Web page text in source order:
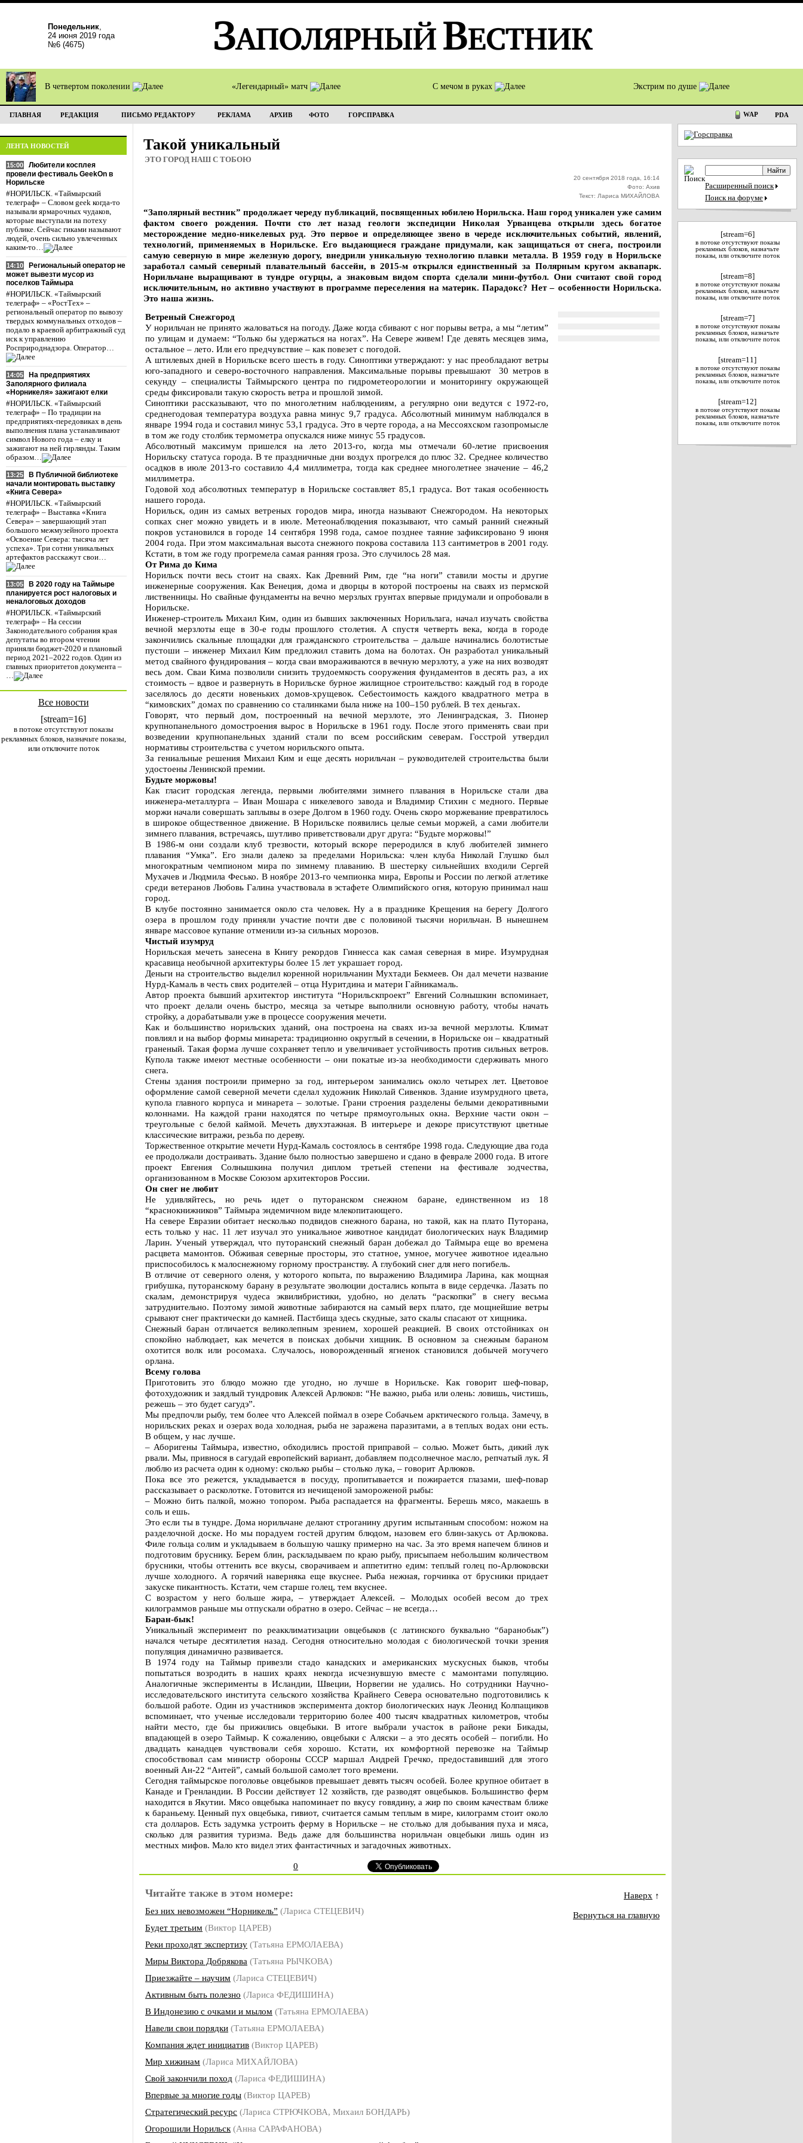
Понедельник,
24 июня 2019 года
№6 (4675)
В четвертом поколении «Легендарный» матч С мечом в руках Экстрим по душе
ГЛАВНАЯ РЕДАКЦИЯ ПИСЬМО РЕДАКТОРУ РЕКЛАМА АРХИВ ФОТО ГОРСПРАВКА WAP PDA
ЛЕНТА НОВОСТЕЙ
15:00
Любители косплея
провели фестиваль GeekOn в
Норильске
#НОРИЛЬСК. «Таймырский
телеграф» – Словом geek когда-то
называли ярмарочных чудаков,
которые выступали на потеху
публике. Сейчас гиками называют
людей, очень сильно увлеченных
каким-то…
14:10
Региональный оператор не
может вывезти мусор из
поселков Таймыра
#НОРИЛЬСК. «Таймырский
телеграф» – «РостТех» –
региональный оператор по вывозу
твердых коммунальных отходов –
подало в краевой арбитражный суд
иск к управлению
Росприроднадзора. Оператор…
14:05
На предприятиях
Заполярного филиала
«Норникеля» зажигают елки
#НОРИЛЬСК. «Таймырский
телеграф» – По традиции на
предприятиях-передовиках в день
выполнения плана устанавливают
символ Нового года – елку и
зажигают на ней гирлянды. Таким
образом…
13:25
В Публичной библиотеке
начали монтировать выставку
«Книга Севера»
#НОРИЛЬСК. «Таймырский
телеграф» – Выставка «Книга
Севера» – завершающий этап
большого межмузейного проекта
«Освоение Севера: тысяча лет
успеха». Три сотни уникальных
артефактов расскажут свои…
13:05
В 2020 году на Таймыре
планируется рост налоговых и
неналоговых доходов
#НОРИЛЬСК. «Таймырский
телеграф» – На сессии
Законодательного собрания края
депутаты во втором чтении
приняли бюджет-2020 и плановый
период 2021–2022 годов. Один из
главных приоритетов документа –
…
Все новости
[stream=16]
в потоке отсутствуют показы
рекламных блоков, назначьте показы,
или отключите поток
Такой уникальный
ЭТО ГОРОД НАШ С ТОБОЮ
20 сентября 2018 года, 16:14
Фото: Ахив
Текст: Лариса МИХАЙЛОВА
“Заполярный вестник” продолжает череду публикаций, посвященных юбилею Норильска. Наш город уникален уже самим
фактом своего рождения. Почти сто лет назад геологи экспедиции Николая Урванцева открыли здесь богатое
месторождение медно-никелевых руд. Это первое и определяющее звено в череде исключительных событий, явлений,
технологий, применяемых в Норильске. Его выдающиеся граждане придумали, как защищаться от снега, построили
самую северную в мире железную дорогу, внедрили уникальную технологию плавки металла. В 1959 году в Норильске
заработал самый северный плавательный бассейн, в 2015-м открылся единственный за Полярным кругом аквапарк.
Норильчане выращивают в тундре огурцы, а знаковым видом спорта сделали мини-футбол. Они считают свой город
исключительным, но активно участвуют в программе переселения на материк. Парадокс? Нет – особенности Норильска.
Это наша жизнь.
Ветреный Снежгород
У норильчан не принято жаловаться на погоду. Даже когда сбивают с ног порывы ветра, а мы “летим”
по улицам и думаем: “Только бы удержаться на ногах”. На Севере живем! Где девять месяцев зима,
остальное – лето. Или его предчувствие – как повезет с погодой.
А штилевых дней в Норильске всего шесть в году. Синоптики утверждают: у нас преобладают ветры
юго-западного и северо-восточного направления. Максимальные порывы превышают 30 метров в
секунду – специалисты Таймырского центра по гидрометеорологии и мониторингу окружающей
среды фиксировали такую скорость ветра и прошлой зимой.
Синоптики рассказывают, что по многолетним наблюдениям, а регулярно они ведутся с 1972-го,
среднегодовая температура воздуха равна минус 9,7 градуса. Абсолютный минимум наблюдался в
январе 1994 года и составил минус 53,1 градуса. Это в черте города, а на Мессояхском газопромысле
в том же году столбик термометра опускался ниже минус 55 градусов.
Абсолютный максимум пришелся на лето 2013-го, когда мы отмечали 60-летие присвоения
Норильску статуса города. В те праздничные дни воздух прогрелся до плюс 32. Среднее количество
осадков в июле 2013-го составило 4,4 миллиметра, тогда как среднее многолетнее значение – 46,2
миллиметра.
Годовой ход абсолютных температур в Норильске составляет 85,1 градуса. Вот такая особенность
нашего города.
Норильск, один из самых ветреных городов мира, иногда называют Снежгородом. На некоторых
сопках снег можно увидеть и в июле. Метеонаблюдения показывают, что самый ранний снежный
покров установился в городе 14 сентября 1998 года, самое позднее таяние зафиксировано 9 июня
2004 года. При этом максимальная высота снежного покрова составила 113 сантиметров в 2001 году.
Кстати, в том же году прогремела самая ранняя гроза. Это случилось 28 мая.
От Рима до Кима
Норильск почти весь стоит на сваях. Как Древний Рим, где “на ноги” ставили мосты и другие
инженерные сооружения. Как Венеция, дома и дворцы в которой построены на сваях из пермской
лиственницы. Но свайные фундаменты на вечно мерзлых грунтах впервые придумали и опробовали в
Норильске.
Инженер-строитель Михаил Ким, один из бывших заключенных Норильлага, начал изучать свойства
вечной мерзлоты еще в 30-е годы прошлого столетия. А спустя четверть века, когда в городе
закончились скальные площадки для гражданского строительства – дальше начинались болотистые
пустоши – инженер Михаил Ким предложил ставить дома на болотах. Он разработал уникальный
метод свайного фундирования – когда сваи вмораживаются в вечную мерзлоту, а уже на них возводят
весь дом. Сваи Кима позволили снизить трудоемкость сооружения фундаментов в десять раз, а их
стоимость – вдвое и развернуть в Норильске бурное жилищное строительство: каждый год в городе
заселялось до десяти новеньких домов-хрущевок. Себестоимость каждого квадратного метра в
“кимовских” домах по сравнению со сталинками была ниже на 100–150 рублей. В тех деньгах.
Говорят, что первый дом, построенный на вечной мерзлоте, это Ленинградская, 3. Пионер
крупнопанельного домостроения вырос в Норильске в 1961 году. После этого применять сваи при
возведении крупнопанельных зданий стали по всем российским северам. Госстрой утвердил
нормативы строительства с учетом норильского опыта.
За гениальные решения Михаил Ким и еще десять норильчан – руководителей строительства были
удостоены Ленинской премии.
Будьте моржовы!
Как гласит городская легенда, первыми любителями зимнего плавания в Норильске стали два
инженера-металлурга – Иван Мошара с никелевого завода и Владимир Стихин с медного. Первые
моржи начали совершать заплывы в озере Долгом в 1960 году. Очень скоро моржевание превратилось
в широкое общественное движение. В Норильске появились целые семьи моржей, а сами любители
зимнего плавания, встречаясь, шутливо приветствовали друг друга: “Будьте моржовы!”
В 1986-м они создали клуб трезвости, который вскоре переродился в клуб любителей зимнего
плавания “Умка”. Его знали далеко за пределами Норильска: член клуба Николай Глушко был
многократным чемпионом мира по зимнему плаванию. В шестерку сильнейших входили Сергей
Мухачев и Людмила Фесько. В ноябре 2013-го чемпионка мира, Европы и России по легкой атлетике
среди ветеранов Любовь Галина участвовала в эстафете Олимпийского огня, которую принимал наш
город.
В клубе постоянно занимается около ста человек. Ну а в празднике Крещения на берегу Долгого
озера в прошлом году приняли участие почти две с половиной тысячи норильчан. В нынешнем
январе массовое купание отменили из-за сильных морозов.
Чистый изумруд
Норильская мечеть занесена в Книгу рекордов Гиннесса как самая северная в мире. Изумрудная
красавица необычной архитектуры более 15 лет украшает город.
Деньги на строительство выделил коренной норильчанин Мухтади Бекмеев. Он дал мечети название
Нурд-Камаль в честь свих родителей – отца Нуритдина и матери Гайникамаль.
Автор проекта бывший архитектор института “Норильскпроект” Евгений Солнышкин вспоминает,
что проект делали очень быстро, месяца за четыре выполнили основную работу, чтобы начать
стройку, а дорабатывали уже в процессе сооружения мечети.
Как и большинство норильских зданий, она построена на сваях из-за вечной мерзлоты. Климат
повлиял и на выбор формы минарета: традиционно округлый в сечении, в Норильске он – квадратный
граненый. Такая форма лучше сохраняет тепло и увеличивает устойчивость против сильных ветров.
Купола также имеют местные особенности – они покатые из-за необходимости сдерживать много
снега.
Стены здания построили примерно за год, интерьером занимались около четырех лет. Цветовое
оформление самой северной мечети сделал художник Николай Сивенков. Здание изумрудного цвета,
купола главного корпуса и минарета – золотые. Грани строения разделены белыми декоративными
колоннами. На каждой грани находятся по четыре прямоугольных окна. Верхние части окон –
треугольные с белой каймой. Мечеть двухэтажная. В интерьере и декоре присутствуют цветные
классические витражи, резьба по дереву.
Торжественное открытие мечети Нурд-Камаль состоялось в сентябре 1998 года. Следующие два года
ее продолжали достраивать. Здание было полностью завершено и сдано в феврале 2000 года. В итоге
проект Евгения Солнышкина получил диплом третьей степени на фестивале зодчества,
организованном в Москве Союзом архитекторов России.
Он снег не любит
Не удивляйтесь, но речь идет о путоранском снежном баране, единственном из 18
“краснокнижников” Таймыра эндемичном виде млекопитающего.
На севере Евразии обитает несколько подвидов снежного барана, но такой, как на плато Путорана,
есть только у нас. 11 лет изучал это уникальное животное кандидат биологических наук Владимир
Ларин. Ученый утверждал, что путоранский снежный баран добежал до Таймыра еще во времена
расцвета мамонтов. Обживая северные просторы, это статное, умное, могучее животное идеально
приспособилось к малоснежному горному пространству. А глубокий снег для него погибель.
В отличие от северного оленя, у которого копыта, по выражению Владимира Ларина, как мощная
грибушка, путоранскому барану в результате эволюции достались копыта в виде сердечка. Лазать по
скалам, демонстрируя чудеса эквилибристики, удобно, но делать “раскопки” в снегу весьма
затруднительно. Поэтому зимой животные забираются на самый верх плато, где мощнейшие ветры
срывают снег практически до камней. Пастбища здесь скудные, зато скалы спасают от хищника.
Снежный баран отличается великолепным зрением, хорошей реакцией. В своих отстойниках он
спокойно наблюдает, как мечется в поисках добычи хищник. В основном за снежным бараном
охотится волк или росомаха. Случалось, новорожденный ягненок становился добычей могучего
орлана.
Всему голова
Приготовить это блюдо можно где угодно, но лучше в Норильске. Как говорит шеф-повар,
фотохудожник и заядлый тундровик Алексей Арлюков: “Не важно, рыба или олень: ловишь, чистишь,
режешь – это будет сагудэ”.
Мы предпочли рыбу, тем более что Алексей поймал в озере Собачьем арктического гольца. Замечу, в
норильских реках и озерах вода холодная, рыба не заражена паразитами, а в теплых водах они есть.
В общем, у нас лучше.
– Аборигены Таймыра, известно, обходились простой приправой – солью. Может быть, дикий лук
рвали. Мы, привнося в сагудай европейский вариант, добавляем подсолнечное масло, репчатый лук. Я
люблю из расчета один к одному: сколько рыбы – столько лука, – говорит Арлюков.
Пока все это режется, укладывается в посуду, пропитывается и пожирается глазами, шеф-повар
рассказывает о расколотке. Готовится из нечищеной замороженой рыбы:
– Можно бить палкой, можно топором. Рыба распадается на фрагменты. Берешь мясо, макаешь в
соль и ешь.
Это если ты в тундре. Дома норильчане делают строганину другим испытанным способом: ножом на
разделочной доске. Но мы порадуем гостей другим блюдом, назовем его блин-закусь от Арлюкова.
Филе гольца солим и укладываем в большую чашку примерно на час. За это время напечем блинов и
подготовим бруснику. Берем блин, раскладываем по краю рыбу, присыпаем небольшим количеством
брусники, чтобы оттенить все вкусы, сворачиваем и аппетитно едим: теплый голец по-Арлюковски
лучше холодного. А горячий наверняка еще вкуснее. Рыба нежная, горчинка от брусники придает
закуске пикантность. Кстати, чем старше голец, тем вкуснее.
С возрастом у него больше жира, – утверждает Алексей. – Молодых особей весом до трех
килограммов раньше мы отпускали обратно в озеро. Сейчас – не всегда…
Баран-бык!
Уникальный эксперимент по реакклиматизации овцебыков (с латинского буквально “баранобык”)
начался четыре десятилетия назад. Сегодня относительно молодая с биологической точки зрения
популяция динамично развивается.
В 1974 году на Таймыр привезли стадо канадских и американских мускусных быков, чтобы
попытаться возродить в наших краях некогда исчезнувшую вместе с мамонтами популяцию.
Аналогичные эксперименты в Исландии, Швеции, Норвегии не удались. Но сотрудники Научно-
исследовательского института сельского хозяйства Крайнего Севера основательно подготовились к
большой работе. Один из участников эксперимента доктор биологических наук Леонид Колпащиков
вспоминает, что ученые исследовали территорию более 400 тысяч квадратных километров, чтобы
найти место, где бы прижились овцебыки. В итоге выбрали участок в районе реки Бикады,
впадающей в озеро Таймыр. К сожалению, овцебыки с Аляски – а это десять особей – погибли. Но
двадцать канадцев чувствовали себя хорошо. Кстати, их комфортной перевозке на Таймыр
способствовал сам министр обороны СССР маршал Андрей Гречко, предоставивший для этого
военный Ан-22 “Антей”, самый большой самолет того времени.
Сегодня таймырское поголовье овцебыков превышает девять тысяч особей. Более крупное обитает в
Канаде и Гренландии. В России действует 12 хозяйств, где разводят овцебыков. Большинство ферм
находится в Якутии. Мясо овцебыка напоминает по вкусу говядину, а жир по своим качествам ближе
к бараньему. Ценный пух овцебыка, гивиот, считается самым теплым в мире, килограмм стоит около
ста долларов. Есть задумка устроить ферму в Норильске – не столько для добывания пуха и мяса,
сколько для развития туризма. Ведь даже для большинства норильчан овцебыки лишь один из
местных мифов. Мало кто видел этих фантастичных и загадочных животных.
0
Читайте также в этом номере:
Без них невозможен “Норникель” (Лариса СТЕЦЕВИЧ)
Будет третьим (Виктор ЦАРЕВ)
Реки проходят экспертизу (Татьяна ЕРМОЛАЕВА)
Миры Виктора Добрякова (Татьяна РЫЧКОВА)
Приезжайте – научим (Лариса СТЕЦЕВИЧ)
Активным быть полезно (Лариса ФЕДИШИНА)
В Индонезию с очками и мылом (Татьяна ЕРМОЛАЕВА)
Навели свои порядки (Татьяна ЕРМОЛАЕВА)
Компания ждет инициатив (Виктор ЦАРЕВ)
Мир хижинам (Лариса МИХАЙЛОВА)
Свой закончили поход (Лариса ФЕДИШИНА)
Впервые за многие годы (Виктор ЦАРЕВ)
Стратегический ресурс (Лариса СТРЮЧКОВА, Михаил БОНДАРЬ)
Огорошили Норильск (Анна САРАФАНОВА)
Наверх ↑
Вернуться на главную
Расширенный поиск
Поиск на форуме
[stream=6]
в потоке отсутствуют показы
рекламных блоков, назначьте
показы, или отключите поток
[stream=8]
в потоке отсутствуют показы
рекламных блоков, назначьте
показы, или отключите поток
[stream=7]
в потоке отсутствуют показы
рекламных блоков, назначьте
показы, или отключите поток
[stream=11]
в потоке отсутствуют показы
рекламных блоков, назначьте
показы, или отключите поток
[stream=12]
в потоке отсутствуют показы
рекламных блоков, назначьте
показы, или отключите поток